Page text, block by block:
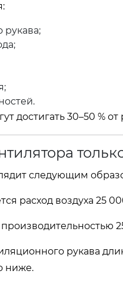
достигать 30–50 %
следующим
расход воздуха 25
рукава
ниже.